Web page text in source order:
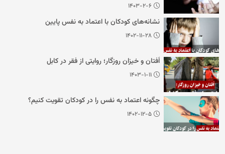
۱۴۰۳-۲-۶
نشانه‌های کودکان با اعتماد به نفس پایین
۱۴۰۲-۱۱-۲۸
اُفتان و خیزان روزگار؛ روایتی از فقر در کابل
۱۴۰۳-۱-۱۱
چگونه اعتماد به نفس را در کودکان تقویت کنیم؟
۱۴۰۲-۱۲-۵